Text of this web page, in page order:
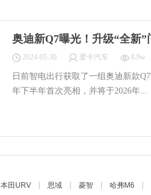
奥迪新Q7曝光！升级“全新
2024-05-30 爱卡汽车 8.9w
日前智电出行获取了一组奥迪新款
年下半年首次亮相，并将于2026年...
本田URV 思域 菱智 哈弗M6